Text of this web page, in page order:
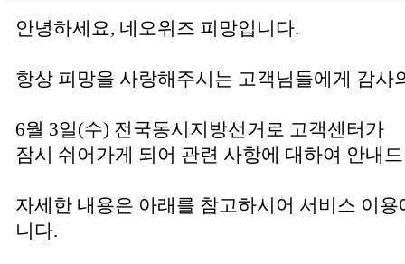
안녕하세요, 네오위즈 피망입니다.
항상 피망을 사랑해주시는 고객님들에게 감사
6월 3일(수) 전국동시지방선거로 고객센터가
잠시 쉬어가게 되어 관련 사항에 대하여 안내
자세한 내용은 아래를 참고하시어 서비스 이
니다.